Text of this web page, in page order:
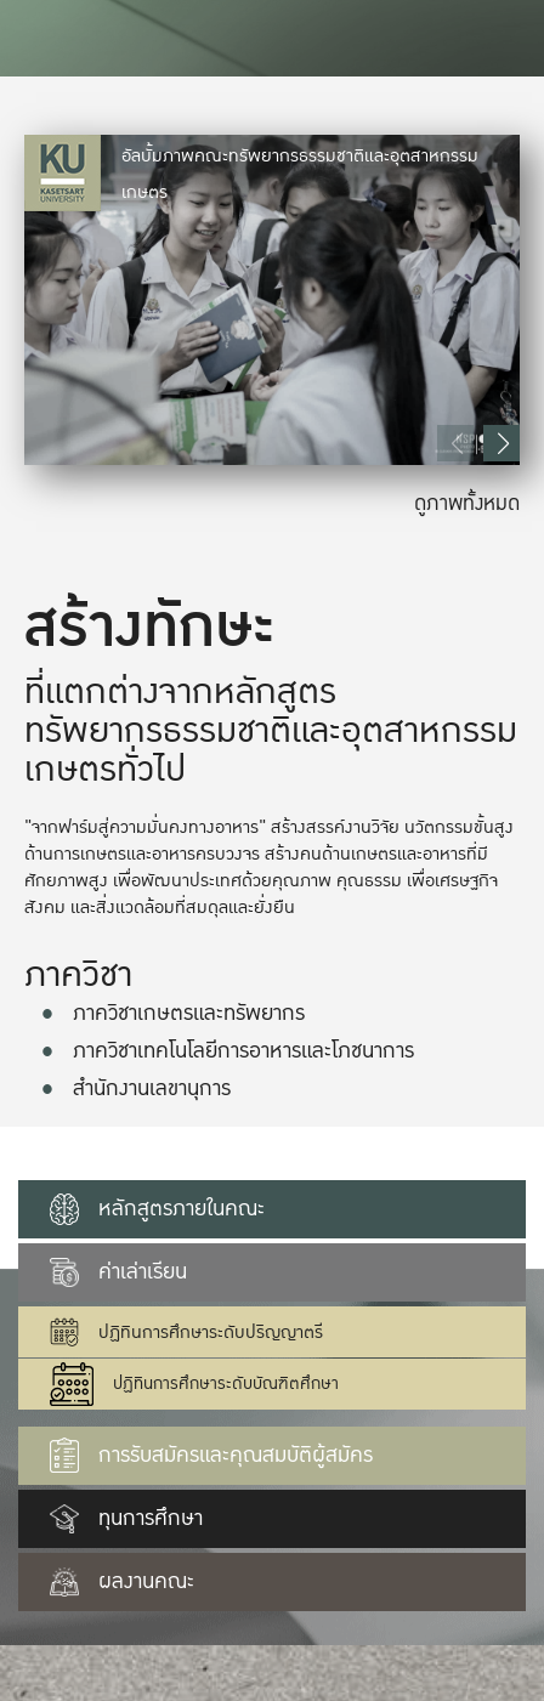
สร้างทักษะ
ที่แตกต่างจากหลักสูตร
ทรัพยากรธรรมชาติและอุตสาหกรรม
เกษตรทั่วไป
"จากฟาร์มสู่ความมั่นคงทางอาหาร" สร้างสรรค์งานวิจัย นวัตกรรมขั้นสูง
ด้านการเกษตรและอาหารครบวงจร สร้างคนด้านเกษตรและอาหารที่มี
ศักยภาพสูง เพื่อพัฒนาประเทศด้วยคุณภาพ คุณธรรม เพื่อเศรษฐกิจ
สังคม และสิ่งแวดล้อมที่สมดุลและยั่งยืน
ภาควิชา
ภาควิชาเกษตรและทรัพยากร
ภาควิชาเทคโนโลยีการอาหารและโภชนาการ
สำนักงานเลขานุการ
อัลบั้มภาพคณะทรัพยากรธรรมชาติและอุตสาหกรรม
เกษตร
ดูภาพทั้งหมด
หลักสูตรภายในคณะ
ค่าเล่าเรียน
ปฏิทินการศึกษาระดับปริญญาตรี
ปฏิทินการศึกษาระดับบัณฑิตศึกษา
การรับสมัครและคุณสมบัติผู้สมัคร
ทุนการศึกษา
ผลงานคณะ